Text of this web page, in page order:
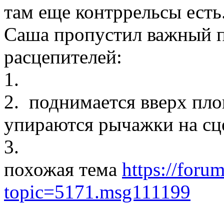
там еще контррельсы
Саша пропустил важный
расцепителей:
1.
2. поднимается вверх
упираются рычажки на
3.
похожая тема https://
topic=5171.msg111199